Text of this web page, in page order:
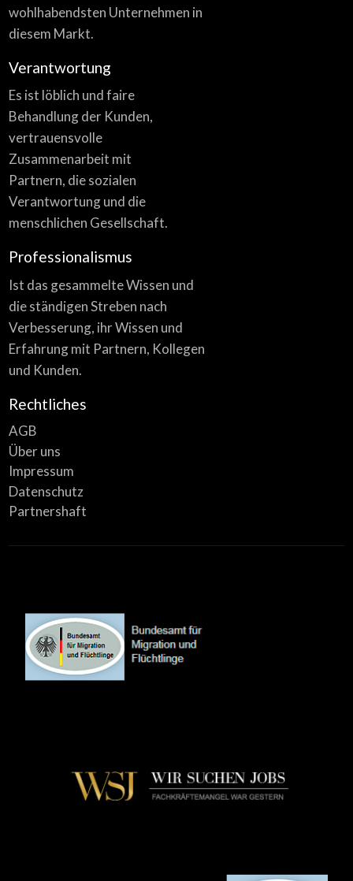
wohlhabendsten Unternehmen in
diesem Markt.
Verantwortung
Es ist löblich und faire
Behandlung der Kunden,
vertrauensvolle
Zusammenarbeit mit
Partnern, die sozialen
Verantwortung und die
menschlichen Gesellschaft.
Professionalismus
Ist das gesammelte Wissen und
die ständigen Streben nach
Verbesserung, ihr Wissen und
Erfahrung mit Partnern, Kollegen
und Kunden.
Rechtliches
AGB
Über uns
Impressum
Datenschutz
Partnershaft